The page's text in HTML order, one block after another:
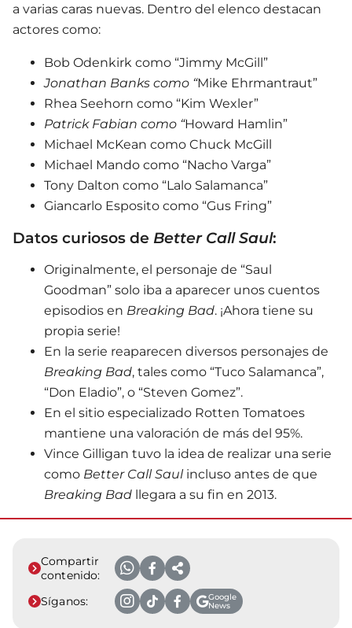
a varias caras nuevas. Dentro del elenco destacan
actores como:
Bob Odenkirk como “Jimmy McGill”
Jonathan Banks como “Mike Ehrmantraut”
Rhea Seehorn como “Kim Wexler”
Patrick Fabian como “Howard Hamlin”
Michael McKean como Chuck McGill
Michael Mando como “Nacho Varga”
Tony Dalton como “Lalo Salamanca”
Giancarlo Esposito como “Gus Fring”
Datos curiosos de Better Call Saul:
Originalmente, el personaje de “Saul
Goodman” solo iba a aparecer unos cuentos
episodios en Breaking Bad. ¡Ahora tiene su
propia serie!
En la serie reaparecen diversos personajes de
Breaking Bad, tales como “Tuco Salamanca”,
“Don Eladio”, o “Steven Gomez”.
En el sitio especializado Rotten Tomatoes
mantiene una valoración de más del 95%.
Vince Gilligan tuvo la idea de realizar una serie
como Better Call Saulincluso antes de que
Breaking Bad llegara a su fin en 2013.
Compartir
contenido:
Síganos:
Google
News